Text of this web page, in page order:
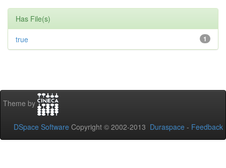
Has File(s)
1
true
Theme by
DSpace Software Copyright © 2002-2013 Duraspace - Feedback